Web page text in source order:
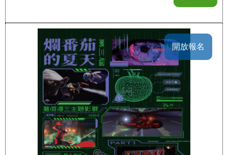
開放報名